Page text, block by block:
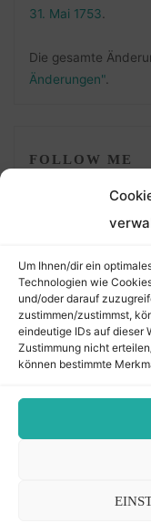
Um Ihnen/dir ein
Technologien wie
und/oder darauf
zustimmen/zustimmst,
eindeutige IDs auf dieser
Zustimmung nicht
können bestimmte
31. Mai 1753
Die gesamte
Änderungen".
FOLLOW ME